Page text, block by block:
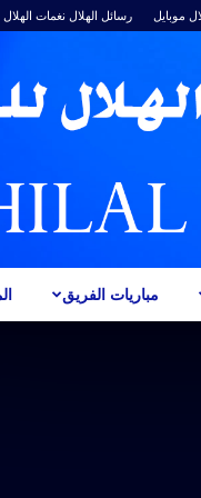
موبايل رسائل الهلال نغمات الهلال
مباريات الفريق